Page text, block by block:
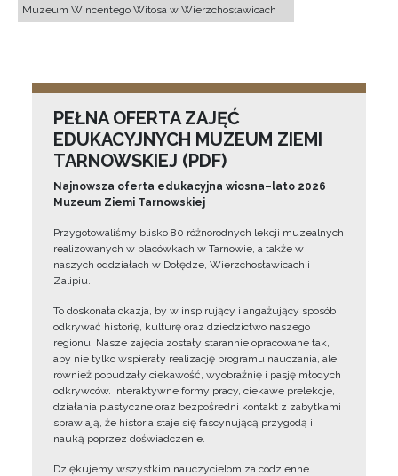
Muzeum Wincentego Witosa w Wierzchosławicach
PEŁNA OFERTA ZAJĘĆ
EDUKACYJNYCH MUZEUM ZIEMI
TARNOWSKIEJ (PDF)
Najnowsza oferta edukacyjna wiosna–lato 2026
Muzeum Ziemi Tarnowskiej
Przygotowaliśmy blisko 80 różnorodnych lekcji muzealnych
realizowanych w placówkach w Tarnowie, a także w
naszych oddziałach w Dołędze, Wierzchosławicach i
Zalipiu.
To doskonała okazja, by w inspirujący i angażujący sposób
odkrywać historię, kulturę oraz dziedzictwo naszego
regionu. Nasze zajęcia zostały starannie opracowane tak,
aby nie tylko wspierały realizację programu nauczania, ale
również pobudzały ciekawość, wyobraźnię i pasję młodych
odkrywców. Interaktywne formy pracy, ciekawe prelekcje,
działania plastyczne oraz bezpośredni kontakt z zabytkami
sprawiają, że historia staje się fascynującą przygodą i
nauką poprzez doświadczenie.
Dziękujemy wszystkim nauczycielom za codzienne